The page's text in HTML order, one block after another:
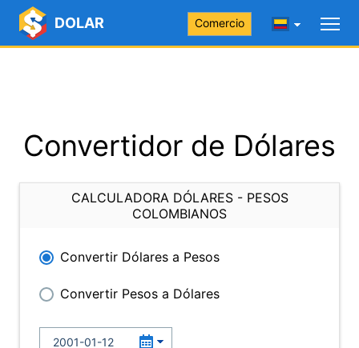
DOLAR Comercio
Convertidor de Dólares
CALCULADORA DÓLARES - PESOS
COLOMBIANOS
Convertir Dólares a Pesos
Convertir Pesos a Dólares